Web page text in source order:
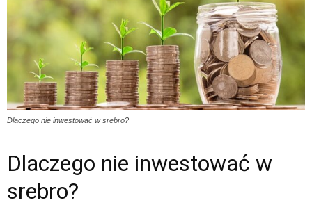
Dlaczego nie inwestować w srebro?
Dlaczego nie inwestować w
srebro?